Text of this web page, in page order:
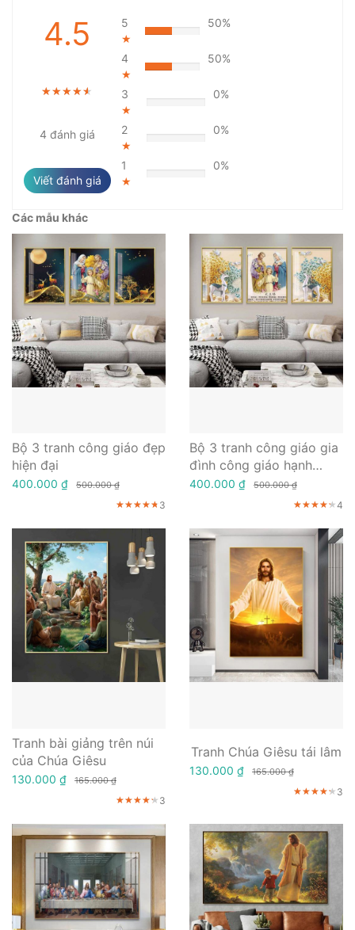
4.5
★★★★★
★★★★★
★★★★★
4 đánh giá
Viết đánh giá
5
★
50%
4
★
50%
3
★
0%
2
★
0%
1
★
0%
Các mẫu khác
Bộ 3 tranh công giáo đẹp
hiện đại
400.000 ₫ 500.000 ₫
★★★★★
★★★★★
★★★★★ 3
Bộ 3 tranh công giáo gia
đình công giáo hạnh
phúc
400.000 ₫ 500.000 ₫
★★★★★
★★★★★
★★★★★4
Tranh bài giảng trên núi
của Chúa Giêsu
130.000 ₫ 165.000 ₫
★★★★★
★★★★★
★★★★★ 3
Tranh Chúa Giêsu tái lâm
130.000 ₫ 165.000 ₫
★★★★★
★★★★★
★★★★★ 3